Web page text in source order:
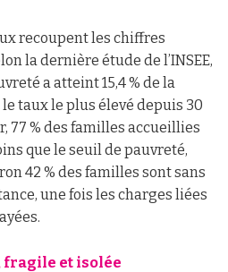
recoupent les chiffres
la dernière étude de l’INSEE,
a atteint 15,4 % de la
taux le plus élevé depuis 30
77 % des familles accueillies
que le seuil de pauvreté,
42 % des familles sont sans
une fois les charges liées
fragile et isolée